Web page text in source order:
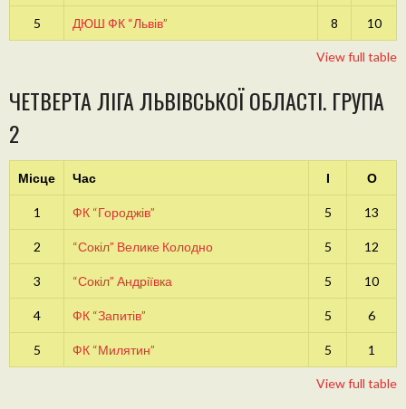
5 ДЮШ ФК “Львів” 8 10
View full table
ЧЕТВЕРТА ЛІГА ЛЬВІВСЬКОЇ ОБЛАСТІ. ГРУПА
2
Місце Час І О
1 ФК “Городжів” 5 13
2 “Сокіл” Велике Колодно 5 12
3 “Сокіл” Андріївка 5 10
4 ФК “Запитів” 5 6
5 ФК “Милятин” 5 1
View full table